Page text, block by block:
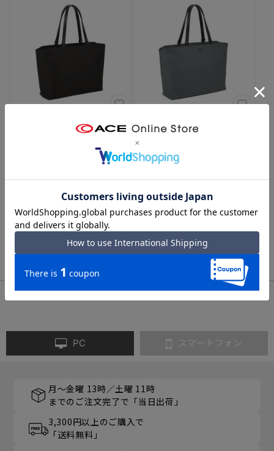
セットアップ
マッキントッシュ フィロソフィー
PC B4 セットアップ
マッキントッシュ フィロソフィー
6M05 ビジネストート 15.6インチ
PC B4ファイル 19124
（09：グレー）
8件あります
マッキントッシュ フィロソフィー
PC スマートフォン
月～金曜 13時／土曜 11時
までのご注文完了で「当日出荷」
3,300円以上のご購入で
「送料無料」